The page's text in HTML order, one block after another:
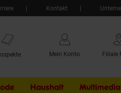
Kontakt
Mein Konto Filiale
Haushalt Multimedia